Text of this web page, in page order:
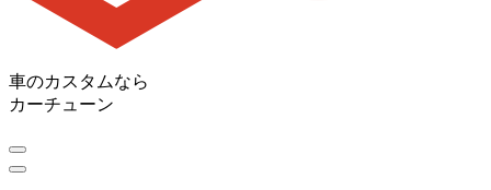
車のカスタムなら
カーチューン